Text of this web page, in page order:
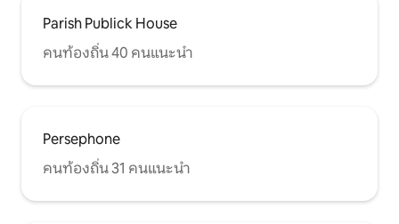
Parish Publick House
คนท้องถิ่น 40 คนแนะนำ
Persephone
คนท้องถิ่น 31 คนแนะนำ